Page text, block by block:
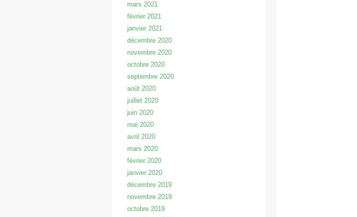
mars 2021
février 2021
janvier 2021
décembre 2020
novembre 2020
octobre 2020
septembre 2020
août 2020
juillet 2020
juin 2020
mai 2020
avril 2020
mars 2020
février 2020
janvier 2020
décembre 2019
novembre 2019
octobre 2019